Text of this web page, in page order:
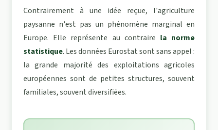
Contrairement à une idée reçue, l'agriculture
paysanne n'est pas un phénomène marginal en
Europe. Elle représente au contraire la norme
statistique. Les données Eurostat sont sans appel :
la grande majorité des exploitations agricoles
européennes sont de petites structures, souvent
familiales, souvent diversifiées.